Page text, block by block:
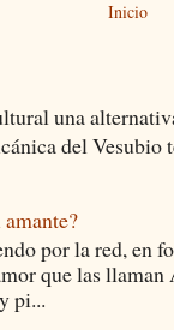
Inicio
una
del Vesubio
por la red, en
que las
pi...